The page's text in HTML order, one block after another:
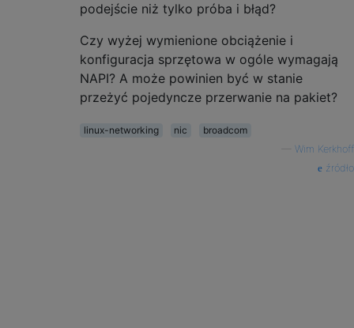
podejście niż tylko próba i błąd?
Czy wyżej wymienione obciążenie i
konfiguracja sprzętowa w ogóle wymagają
NAPI? A może powinien być w stanie
przeżyć pojedyncze przerwanie na pakiet?
linux-networking nic
broadcom
Wim Kerkhoff
źródło